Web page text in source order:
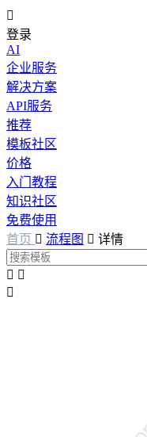

登录
AI
企业服务
解决方案
API服务
推荐
模板社区
价格
入门教程
知识社区
免费使用
首页  流程图  详情
 
